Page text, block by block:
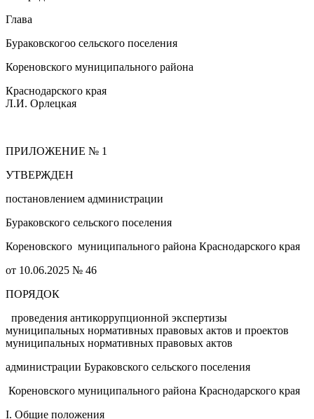
Глава
Бураковскогоо сельского поселения
Кореновского муниципального района
Краснодарского края
Л.И. Орлецкая
ПРИЛОЖЕНИЕ № 1
УТВЕРЖДЕН
постановлением администрации
Бураковского сельского поселения
Кореновского муниципального района Краснодарского края
от 10.06.2025 № 46
ПОРЯДОК
проведения антикоррупционной экспертизы
муниципальных нормативных правовых актов и проектов
муниципальных нормативных правовых актов
администрации Бураковского сельского поселения
Кореновского муниципального района Краснодарского края
I. Общие положения